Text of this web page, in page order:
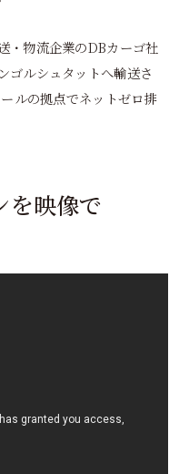
・物流企業のDBカーゴ社
ゴルシュタットへ輸送さ
ルの拠点でネットゼロ排
を映像で